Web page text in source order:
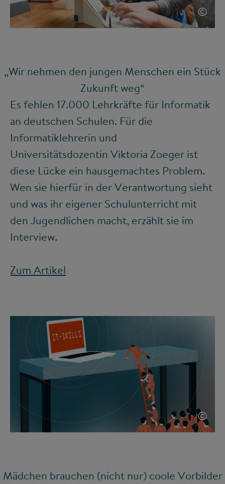
©
„Wir nehmen den jungen Menschen ein Stück
Zukunft weg“
Es fehlen 17.000 Lehrkräfte für Informatik
an deutschen Schulen. Für die
Informatiklehrerin und
Universitätsdozentin Viktoria Zoeger ist
diese Lücke ein hausgemachtes Problem.
Wen sie hierfür in der Verantwortung sieht
und was ihr eigener Schulunterricht mit
den Jugendlichen macht, erzählt sie im
Interview.
Zum Artikel
©
Mädchen brauchen (nicht nur) coole Vorbilder